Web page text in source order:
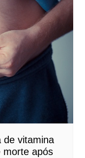
de vitamina
morte após